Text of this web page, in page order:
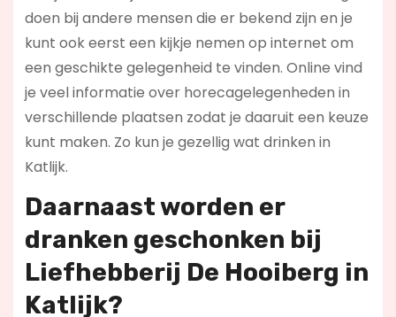
doen bij andere mensen die er bekend zijn en je
kunt ook eerst een kijkje nemen op internet om
een geschikte gelegenheid te vinden. Online vind
je veel informatie over horecagelegenheden in
verschillende plaatsen zodat je daaruit een keuze
kunt maken. Zo kun je gezellig wat drinken in
Katlijk.
Daarnaast worden er
dranken geschonken bij
Liefhebberij De Hooiberg in
Katlijk?